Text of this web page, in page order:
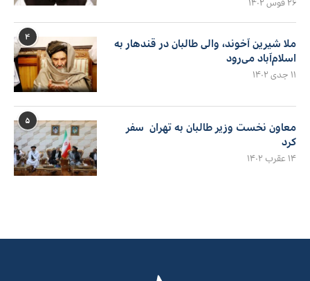
۴
ملا شیرین آخوند، والی طالبان در قندهار به
اسلام‌آباد می‌رود
۱۱ جدی ۱۴۰۲
۵
معاون نخست وزیر طالبان به تهران سفر
کرد
۱۴ عقرب ۱۴۰۲